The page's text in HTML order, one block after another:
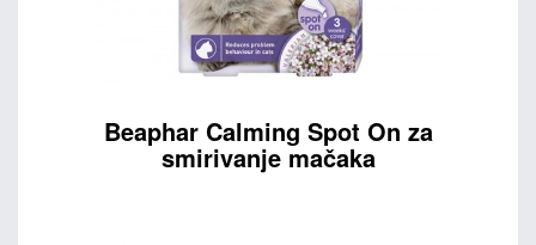
Beaphar Calming Spot On za
smirivanje mačaka